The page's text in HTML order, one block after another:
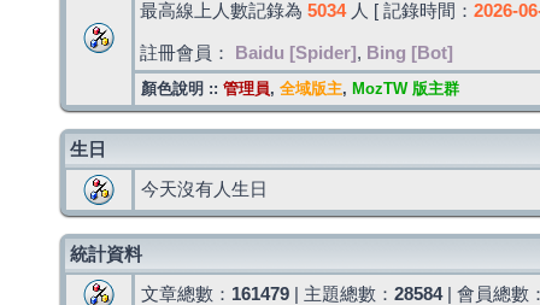
最高線上人數記錄為 5034人 [ 記錄時間： 2026-
註冊會員： Baidu [Spider] , Bing [Bot]
顏色說明 :: 管理員, 全域版主, MozTW 版主群
生日
今天沒有人生日
統計資料
文章總數： 161479 | 主題總數： 28584| 會員總數